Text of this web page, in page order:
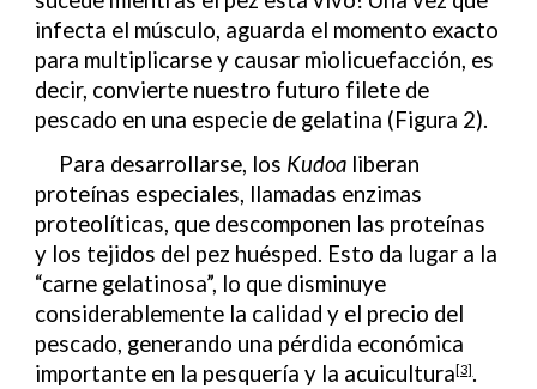
infecta el músculo, aguarda el momento exacto
para multiplicarse y causar miolicuefacción, es
decir, convierte nuestro futuro filete de
pescado en una especie de gelatina (Figura 2).
Para desarrollarse, los Kudoa liberan
proteínas especiales, llamadas enzimas
proteolíticas, que descomponen las proteínas
y los tejidos del pez huésped. Esto da lugar a la
“carne gelatinosa”, lo que disminuye
considerablemente la calidad y el precio del
pescado, generando una pérdida económica
importante en la pesquería y la acuicultura[3].